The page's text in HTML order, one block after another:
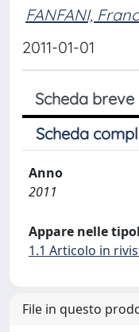
FANFANI,
2011-01-01
Scheda breve
Scheda
Anno
2011
Appare nelle
1.1 Articolo in
File in questo